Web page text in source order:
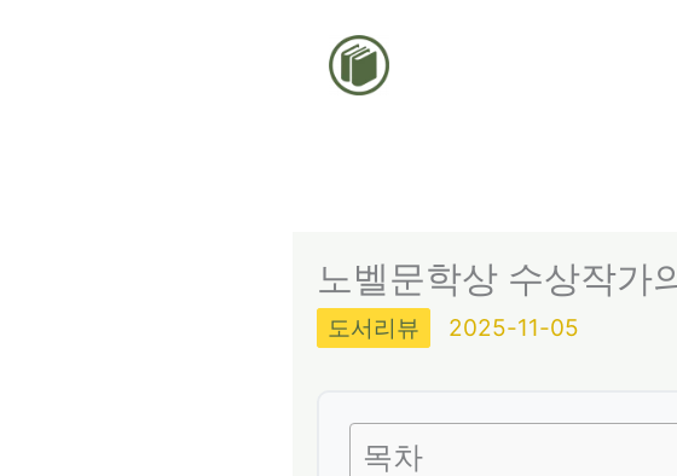
노벨문학상 수상작가
도서리뷰 2025-11-05
목차